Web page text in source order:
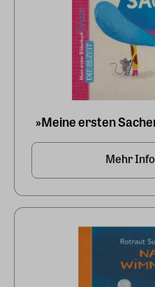
»Meine ersten
Mehr